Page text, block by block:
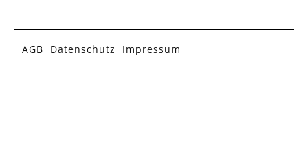
AGB Datenschutz Impressum